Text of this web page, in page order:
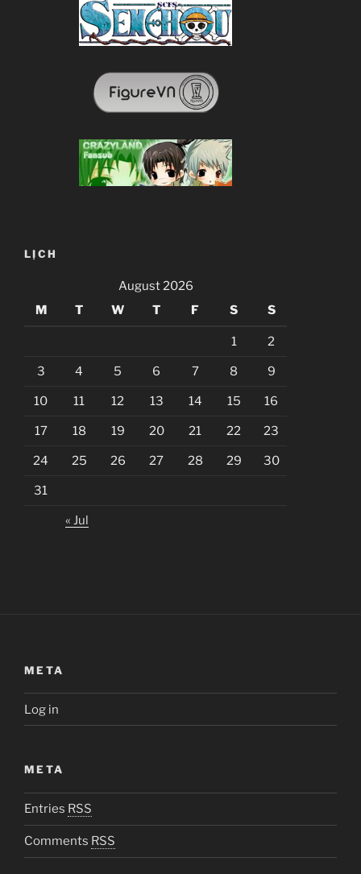
LỊCH
August 2026
M
T W T F S S
1 2
3 4 5 6 7 8 9
10 11 12 13 14 15 16
17 18 19 20 21 22 23
24 25 26 27 28 29 30
31
« Jul
META
Log in
META
Entries RSS
Comments RSS